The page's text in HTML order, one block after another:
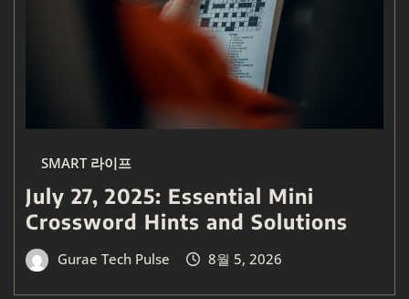
SMART 라이프
July 27, 2025: Essential Mini
Crossword Hints and Solutions
Gurae Tech Pulse 8월 5, 2026